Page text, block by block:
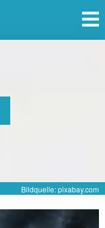
Bildquelle: pixabay.com